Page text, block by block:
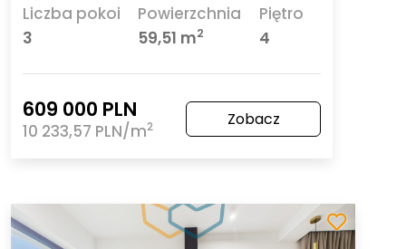
Liczba pokoi
3
Powierzchnia
59,51 m2
Piętro
4
609 000 PLN
10 233,57 PLN/m2 Zobacz